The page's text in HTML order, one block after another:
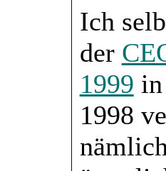
Ich
der
1999
1998